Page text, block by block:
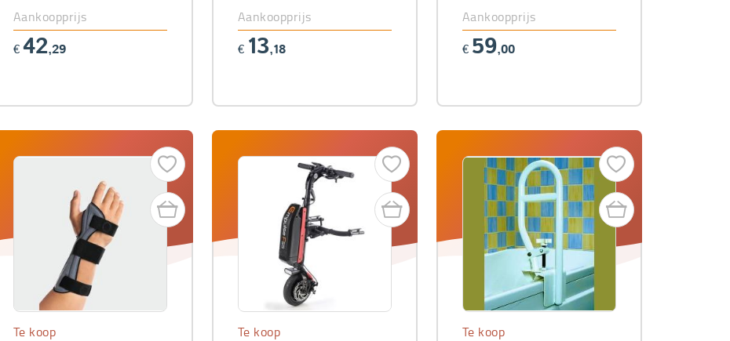
Aankoopprijs
€ 42,29
Aankoopprijs
€ 13,18
Aankoopprijs
€ 59,00
Te koop Te koop Te koop